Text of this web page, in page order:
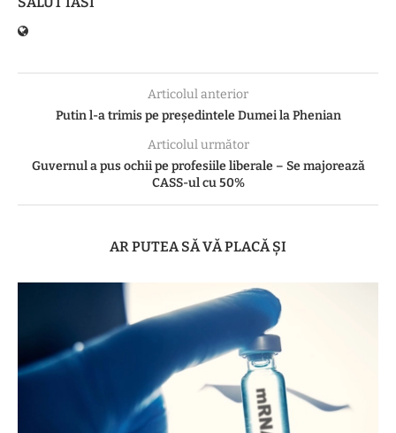
Articolul anterior
Putin l-a trimis pe preşedintele Dumei la Phenian
Articolul următor
Guvernul a pus ochii pe profesiile liberale – Se majorează
CASS-ul cu 50%
AR PUTEA SĂ VĂ PLACĂ ȘI